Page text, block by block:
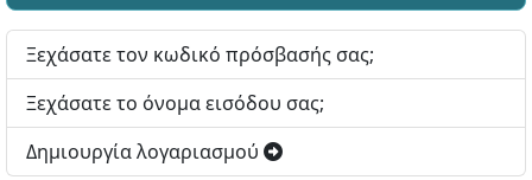
Ξεχάσατε τον κωδικό πρόσβασής σας;
Ξεχάσατε το όνομα εισόδου σας;
Δημιουργία λογαριασμού